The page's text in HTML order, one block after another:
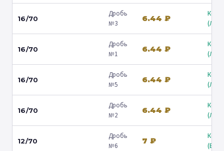
16/70
Дробь
№3
6.44 ₽
16/70
Дробь
№1
6.44 ₽
16/70
Дробь
№5
6.44 ₽
16/70
Дробь
№2
6.44 ₽
12/70
Дробь
№6
7 ₽